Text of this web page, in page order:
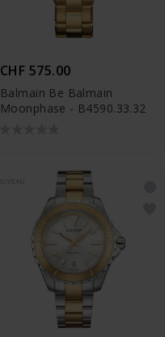
CHF 575.00
Balmain Be Balmain
Moonphase - B4590.33.32